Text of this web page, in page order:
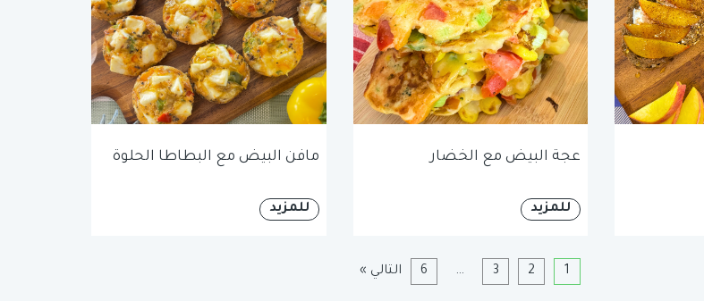
عجة البيض مع الخضار
للمزيد
مافن البيض مع البطاطا الحلوة
للمزيد
1
2
3
…
6 التالي »